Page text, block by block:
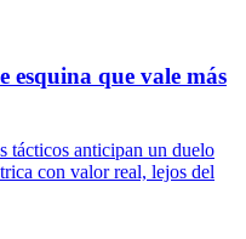
esquina que vale más
tácticos anticipan un duelo
con valor real, lejos del